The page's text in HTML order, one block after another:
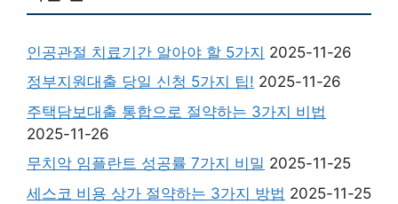
인공관절 치료기간 알아야 할 5가지 2025-11-26
정부지원대출 당일 신청 5가지 팁! 2025-11-26
주택담보대출 통합으로 절약하는 3가지 비법
2025-11-26
무치악 임플란트 성공률 7가지 비밀 2025-11-25
세스코 비용 상가 절약하는 3가지 방법 2025-11-25